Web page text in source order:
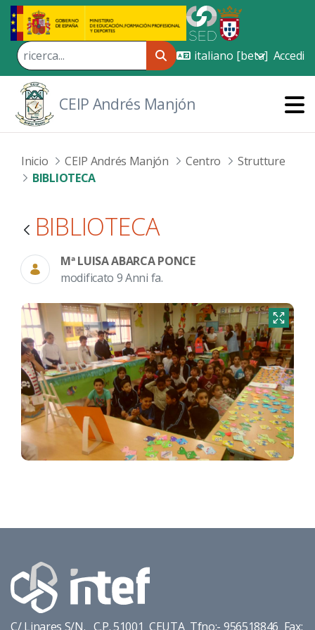
Skip to Main Content
Accedi
CEIP Andrés Manjón
Inicio CEIP Andrés Manjón Centro
Strutture
BIBLIOTECA
BIBLIOTECA
Mª LUISA ABARCA PONCE
modificato 9 Anni fa.
C/ Linares S/N. C.P. 51001 CEUTA Tfno:- 956518846 Fax: